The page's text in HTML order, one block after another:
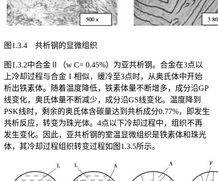
图1.3.4 共析钢的显微组织
图1.3.2中合金Ⅱ（w C= 0.45%）为亚共析钢。合金在3点以
上冷却过程与合金Ⅰ相似，缓冷至3点时，从奥氏体中开始
析出铁素体。随着温度降低，铁素体量不断增多，成分沿GP
线变化，奥氏体量不断减少，成分沿GS线变化。温度降到
PSK线时，剩余的奥氏体含碳量达到共析成分0.77%，即发生
共析反应，转变为珠光体。4点以下冷却过程中，组织不再
发生变化。因此，亚共析钢的室温显微组织是铁素体和珠光
体，其冷却过程组织转变过程如图1.3.5所示。